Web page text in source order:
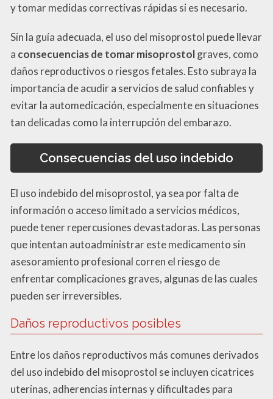
y tomar medidas correctivas rápidas si es necesario.
Sin la guía adecuada, el uso del misoprostol puede llevar
a consecuencias de tomar misoprostolgraves, como
daños reproductivos o riesgos fetales. Esto subraya la
importancia de acudir a servicios de salud confiables y
evitar la automedicación, especialmente en situaciones
tan delicadas como la interrupción del embarazo.
Consecuencias del uso indebido
El uso indebido del misoprostol, ya sea por falta de
información o acceso limitado a servicios médicos,
puede tener repercusiones devastadoras. Las personas
que intentan autoadministrar este medicamento sin
asesoramiento profesional corren el riesgo de
enfrentar complicaciones graves, algunas de las cuales
pueden ser irreversibles.
Daños reproductivos posibles
Entre los daños reproductivos más comunes derivados
del uso indebido del misoprostol se incluyen cicatrices
uterinas, adherencias internas y dificultades para